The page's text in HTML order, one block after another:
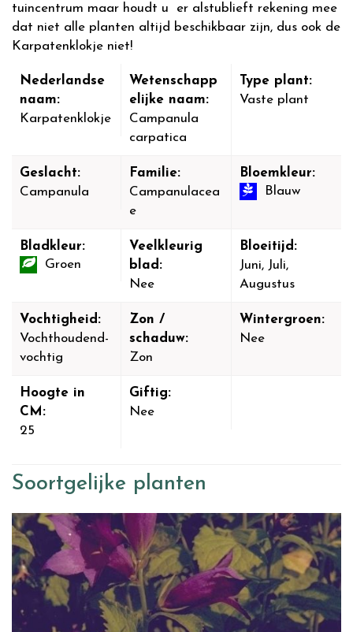
tuincentrum maar houdt u er alstublieft rekening mee
dat niet alle planten altijd beschikbaar zijn, dus ook de
Karpatenklokje niet!
Nederlandse
naam:
Karpatenklokje
Wetenschapp
elijke naam:
Campanula
carpatica
Type plant:
Vaste plant
Geslacht:
Campanula
Familie:
Campanulacea
e
Bloemkleur:
Blauw
Bladkleur:
Groen
Veelkleurig
blad:
Nee
Bloeitijd:
Juni, Juli,
Augustus
Vochtigheid:
Vochthoudend-
vochtig
Zon /
schaduw:
Zon
Wintergroen:
Nee
Hoogte in
CM:
25
Giftig:
Nee
Soortgelijke planten